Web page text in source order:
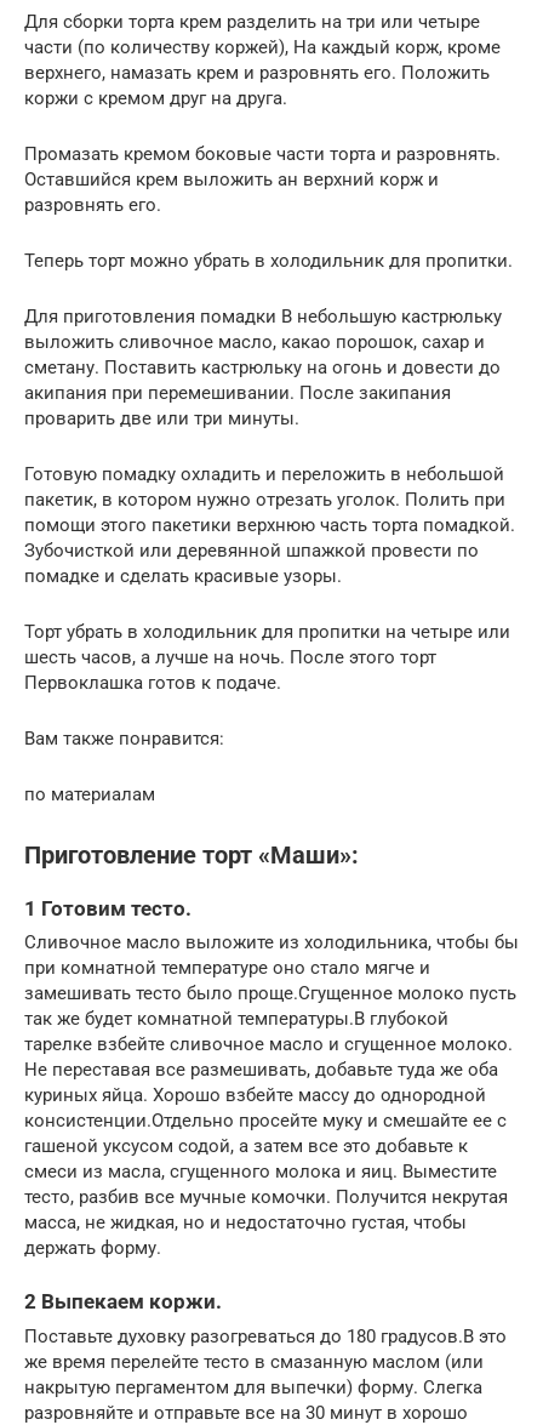
Для сборки торта крем разделить на три или четыре
части (по количеству коржей), На каждый корж, кроме
верхнего, намазать крем и разровнять его. Положить
коржи с кремом друг на друга.
Промазать кремом боковые части торта и разровнять.
Оставшийся крем выложить ан верхний корж и
разровнять его.
Теперь торт можно убрать в холодильник для пропитки.
Для приготовления помадки В небольшую кастрюльку
выложить сливочное масло, какао порошок, сахар и
сметану. Поставить кастрюльку на огонь и довести до
акипания при перемешивании. После закипания
проварить две или три минуты.
Готовую помадку охладить и переложить в небольшой
пакетик, в котором нужно отрезать уголок. Полить при
помощи этого пакетики верхнюю часть торта помадкой.
Зубочисткой или деревянной шпажкой провести по
помадке и сделать красивые узоры.
Торт убрать в холодильник для пропитки на четыре или
шесть часов, а лучше на ночь. После этого торт
Первоклашка готов к подаче.
Вам также понравится:
по материалам
Приготовление торт «Маши»:
1 Готовим тесто.
Сливочное масло выложите из холодильника, чтобы бы
при комнатной температуре оно стало мягче и
замешивать тесто было проще.Сгущенное молоко пусть
так же будет комнатной температуры.В глубокой
тарелке взбейте сливочное масло и сгущенное молоко.
Не переставая все размешивать, добавьте туда же оба
куриных яйца. Хорошо взбейте массу до однородной
консистенции.Отдельно просейте муку и смешайте ее с
гашеной уксусом содой, а затем все это добавьте к
смеси из масла, сгущенного молока и яиц. Выместите
тесто, разбив все мучные комочки. Получится некрутая
масса, не жидкая, но и недостаточно густая, чтобы
держать форму.
2 Выпекаем коржи.
Поставьте духовку разогреваться до 180 градусов.В это
же время перелейте тесто в смазанную маслом (или
накрытую пергаментом для выпечки) форму. Слегка
разровняйте и отправьте все на 30 минут в хорошо